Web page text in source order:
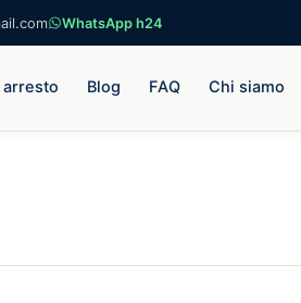
WhatsApp h24
arresto Blog FAQ Chi siamo